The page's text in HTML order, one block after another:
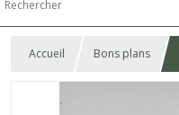
Accueil Bons plans